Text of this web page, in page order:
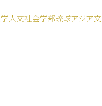
人文社会学部琉球アジア